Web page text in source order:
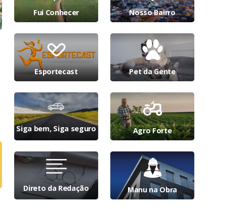
Fui Conhecer Nosso Bairro
Esportecast Pet da Gente
Siga bem, Siga seguro Agro Forte
Direto da Redação Manu na Obra